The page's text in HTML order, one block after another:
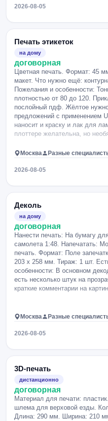
час.
2026-08-05
Печать этикеток
на дому
договорная
Цветная печать. Формат: 45
макет. Что нужно ещё:
Пожелания и особенности:
плотностью от 80 до 120.
послойный пдф. Жёлтое
предложений с применением
наносит и краску и лак для
плоттере желательна, но
Москва Разные
2026-08-05
Деколь
на дому
договорная
Нанести печать: На бумагу
самолета 1:48. Напечатать:
печать. Формат: Поле
203 х 258 мм. Тираж: 1 шт.
особенности: В основном
есть несколько штук на
краткие комментарии на
Москва Разные
2026-08-05
3D-печать
дистанционно
договорная
Материал для печати:
шлема для верховой езды.
Длина: 290 мм. Ширина: 210